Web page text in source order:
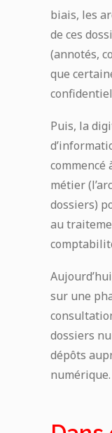
biais, les
de ces
(annotés,
que
Puis, la
commencé
métier
dossiers)
au
sur une
dossiers
dépôts
numérique.